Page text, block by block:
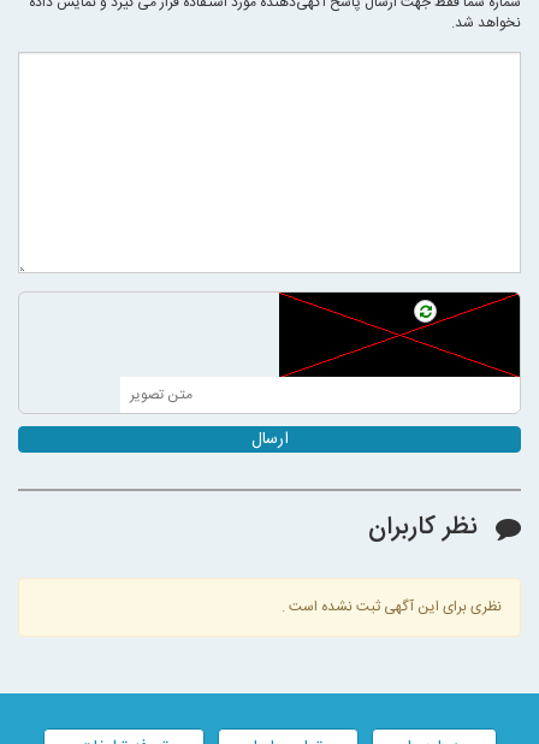
نخواهد شد.
ارسال
نظر کاربران
نظری برای این آگهی ثبت نشده است .